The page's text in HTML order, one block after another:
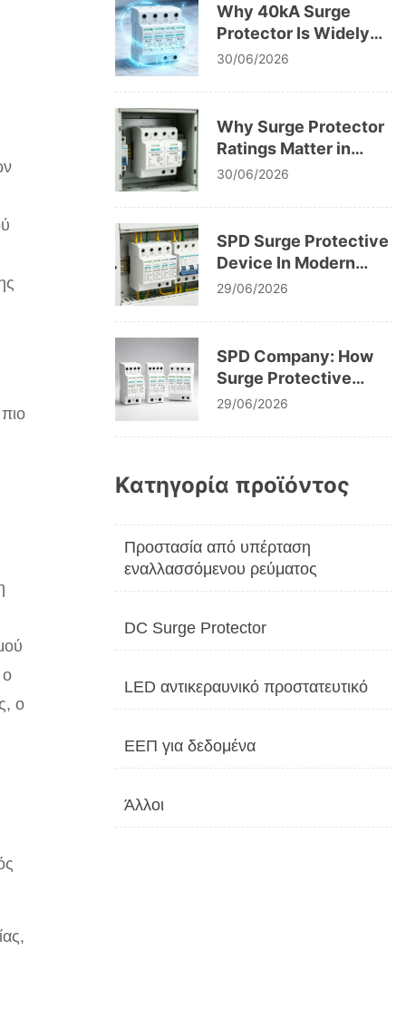
ο
ο
Why 40kA Surge
Protector Is Widely
Used in Low Voltage
30/06/2026
Why Surge Protector
Ratings Matter in
Electrical Safety
30/06/2026
SPD Surge Protective
Device In Modern
Electrical System
29/06/2026
SPD Company: How
Surge Protective
Devices Protect
Infrastructure
29/06/2026
Κατηγορία προϊόντος
Προστασία από υπέρταση
εναλλασσόμενου ρεύματος
DC Surge Protector
LED αντικεραυνικό προστατευτικό
ΕΕΠ για δεδομένα
Άλλοι